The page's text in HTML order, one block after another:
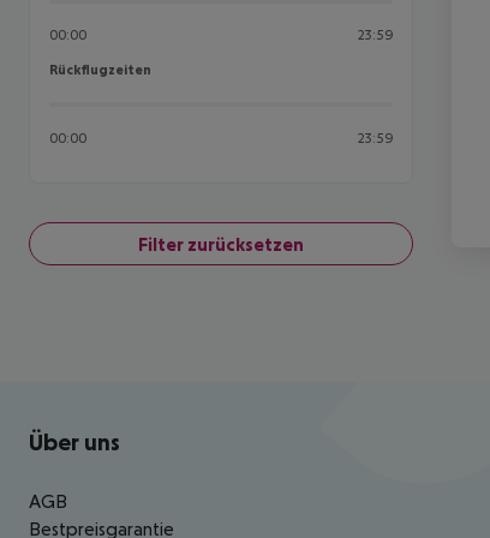
00:00 23:59
Rückflugzeiten
Rückflugzeiten
00:00 23:59
Filter zurücksetzen
Footer navigation
Über uns
AGB
Bestpreisgarantie